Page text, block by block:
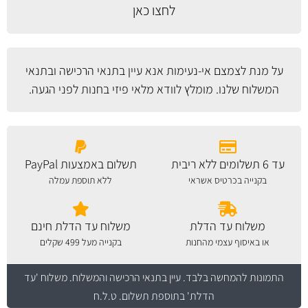
לחצו כאן
על מנת לצמצם אי-נעימות אנא עיין בתנאי הרכישה ובתנאי
המשלוח שלנו. מומלץ לוודא מלאי פיזי בחנות לפני הגעה.
עד 6 תשלומים ללא ריבית
בקנייה בכרטיס אשראי
תשלום באמצעות PayPal
ללא תוספת עמלה
משלוח עד הדלת
או באיסוף עצמי מהחנות
משלוח עד הדלת חינם
בקנייה מעל 499 שקלים
התמונות להמחשה בלבד.עיין בתנאי הרכישה והמשלוח. משלוח 'עד
הדלת' בתוספת תשלום. ט.ל.ח